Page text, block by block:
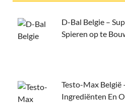
D-Bal Belgie –
Spieren op te
Testo-Max België
Ingrediënten En